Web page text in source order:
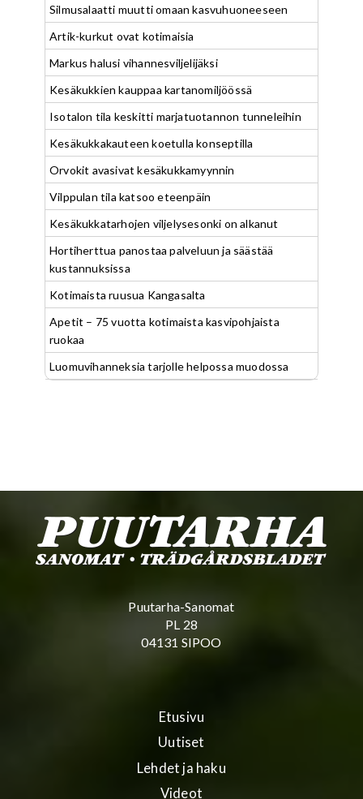
Silmusalaatti muutti omaan kasvuhuoneeseen
Artik-kurkut ovat kotimaisia
Markus halusi vihannesviljelijäksi
Kesäkukkien kauppaa kartanomiljöössä
Isotalon tila keskitti marjatuotannon tunneleihin
Kesäkukkakauteen koetulla konseptilla
Orvokit avasivat kesäkukkamyynnin
Vilppulan tila katsoo eteenpäin
Kesäkukkatarhojen viljelysesonki on alkanut
Hortiherttua panostaa palveluun ja säästää
kustannuksissa
Kotimaista ruusua Kangasalta
Apetit – 75 vuotta kotimaista kasvipohjaista
ruokaa
Luomuvihanneksia tarjolle helpossa muodossa
Puutarha-Sanomat
PL 28
04131 SIPOO
Etusivu
Uutiset
Lehdet ja haku
Videot